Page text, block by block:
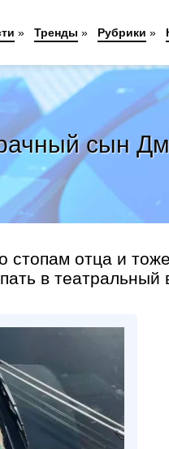
сын
отца и
в театральный
» Тренды » Рубрики »